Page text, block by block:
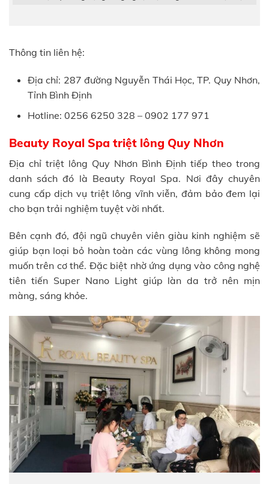
Thông tin liên hệ:
Địa chỉ: 287 đường Nguyễn Thái Học, TP. Quy Nhơn,
Tỉnh Bình Định
Hotline: 0256 6250 328 – 0902 177 971
Beauty Royal Spa triệt lông Quy Nhơn
Địa chỉ triệt lông Quy Nhơn Bình Định tiếp theo trong
danh sách đó là Beauty Royal Spa. Nơi đây chuyên
cung cấp dịch vụ triệt lông vĩnh viễn, đảm bảo đem lại
cho bạn trải nghiệm tuyệt vời nhất.
Bên cạnh đó, đội ngũ chuyên viên giàu kinh nghiệm sẽ
giúp bạn loại bỏ hoàn toàn các vùng lông không mong
muốn trên cơ thể. Đặc biệt nhờ ứng dụng vào công nghệ
tiên tiến Super Nano Light giúp làn da trở nên mịn
màng, sáng khỏe.